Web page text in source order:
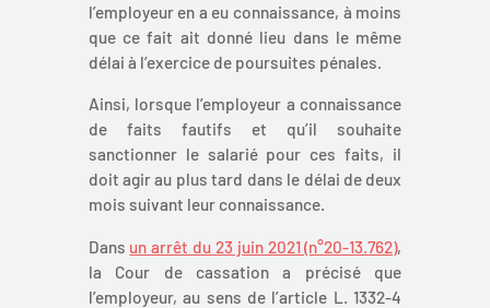
l’employeur en a eu connaissance, à moins
que ce fait ait donné lieu dans le même
délai à l’exercice de poursuites pénales.
Ainsi, lorsque l’employeur a connaissance
de faits fautifs et qu’il souhaite
sanctionner le salarié pour ces faits, il
doit agir au plus tard dans le délai de deux
mois suivant leur connaissance.
Dans un arrêt du 23 juin 2021 (n°20-13.762),
la Cour de cassation a précisé que
l’employeur, au sens de l’article L. 1332-4